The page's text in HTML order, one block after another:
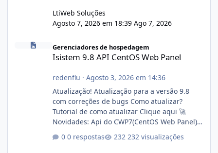
LtiWeb Soluções
Agosto 7, 2026 em 18:39 Ago 7, 2026
Isistem 9.8 API CentOS Web Panel
Gerenciadores de hospedagem
Isistem 9.8 API CentOS Web Panel
redenflu · Agosto 3, 2026 em 14:36
Atualização! Atualização para a versão 9.8
com correções de bugs Como atualizar?
Tutorial de como atualizar Clique aqui 🚀
Novidades: Api do CWP7(CentOS Web Panel)
Link publico para consulta de sub.dominio
autorizado a usasr o isistem:
0 respostas 232 visualizações